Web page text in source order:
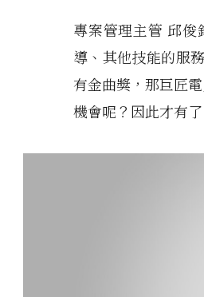
專案管理主管 邱
導、其他技能的服
有金曲獎，那巨匠
機會呢？因此才有